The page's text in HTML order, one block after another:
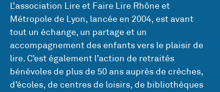
L’association Lire et Faire Lire Rhône et
Métropole de Lyon, lancée en 2004, est avant
tout un échange, un partage et un
accompagnement des enfants vers le plaisir de
lire. C’est également l’action de retraités
bénévoles de plus de 50 ans auprès de crèches,
d’écoles, de centres de loisirs, de bibliothèques